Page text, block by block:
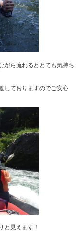
がら流れるととても気持ち
しておりますのでご安心
と見えます！